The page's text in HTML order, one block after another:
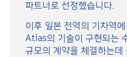
파트너로 선정했습니다.
이후 일본 전역의 기차역
Atlas의 기술이 구현되는
규모의 계약을 체결하는데